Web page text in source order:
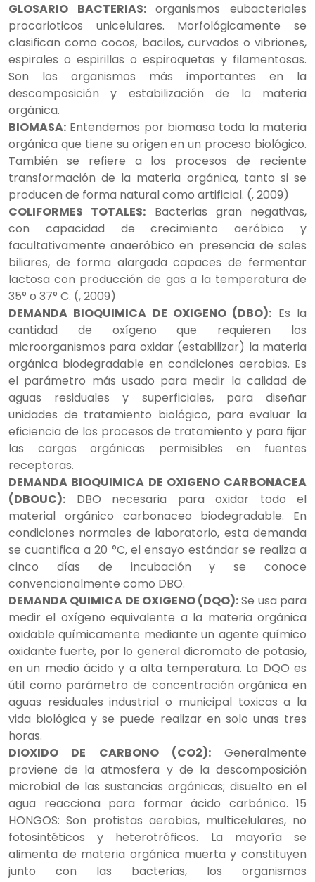
GLOSARIO BACTERIAS:organismos eubacteriales
procarioticos unicelulares. Morfológicamente se
clasifican como cocos, bacilos, curvados o vibriones,
espirales o espirillas o espiroquetas y filamentosas.
Son los organismos más importantes en la
descomposición y estabilización de la materia
orgánica.
BIOMASA: Entendemos por biomasa toda la materia
orgánica que tiene su origen en un proceso biológico.
También se refiere a los procesos de reciente
transformación de la materia orgánica, tanto si se
producen de forma natural como artificial. (, 2009)
COLIFORMES TOTALES: Bacterias gran negativas,
con capacidad de crecimiento aeróbico y
facultativamente anaeróbico en presencia de sales
biliares, de forma alargada capaces de fermentar
lactosa con producción de gas a la temperatura de
35° o 37° C. (, 2009)
DEMANDA BIOQUIMICA DE OXIGENO (DBO): Es la
cantidad de oxígeno que requieren los
microorganismos para oxidar (estabilizar) la materia
orgánica biodegradable en condiciones aerobias. Es
el parámetro más usado para medir la calidad de
aguas residuales y superficiales, para diseñar
unidades de tratamiento biológico, para evaluar la
eficiencia de los procesos de tratamiento y para fijar
las cargas orgánicas permisibles en fuentes
receptoras.
DEMANDA BIOQUIMICA DE OXIGENO CARBONACEA
(DBOUC): DBO necesaria para oxidar todo el
material orgánico carbonaceo biodegradable. En
condiciones normales de laboratorio, esta demanda
se cuantifica a 20 °C, el ensayo estándar se realiza a
cinco días de incubación y se conoce
convencionalmente como DBO.
DEMANDA QUIMICA DE OXIGENO (DQO):Se usa para
medir el oxígeno equivalente a la materia orgánica
oxidable químicamente mediante un agente químico
oxidante fuerte, por lo general dicromato de potasio,
en un medio ácido y a alta temperatura. La DQO es
útil como parámetro de concentración orgánica en
aguas residuales industrial o municipal toxicas a la
vida biológica y se puede realizar en solo unas tres
horas.
DIOXIDO DE CARBONO (CO2):Generalmente
proviene de la atmosfera y de la descomposición
microbial de las sustancias orgánicas; disuelto en el
agua reacciona para formar ácido carbónico. 15
HONGOS: Son protistas aerobios, multicelulares, no
fotosintéticos y heterotróficos. La mayoría se
alimenta de materia orgánica muerta y constituyen
junto con las bacterias, los organismos